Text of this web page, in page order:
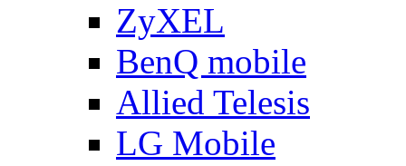
ZyXEL
BenQ mobile
Allied Telesis
LG Mobile